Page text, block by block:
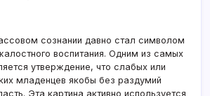
спартанцев
с
детства
бросали
в
сознании давно стал символом
воспитания. Одним из самых
утверждение, что слабых или
младенцев якобы без раздумий
Эта картина активно используется